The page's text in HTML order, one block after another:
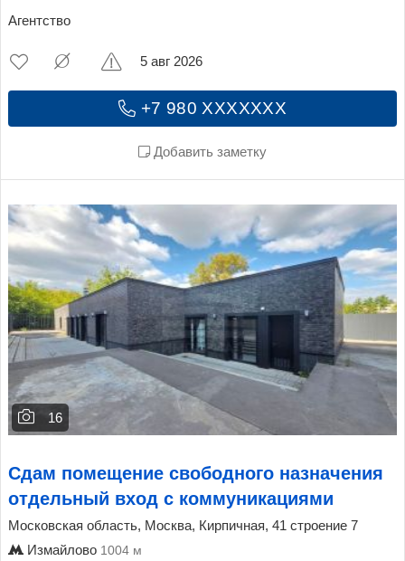
Агентство
+7 980 XXXXXXX
Добавить заметку
5 авг 2026
16
Сдам помещение свободного назначения
отдельный вход с коммуникациями
Московская область, Москва, Кирпичная, 41 строение 7
Измайлово 1004 м